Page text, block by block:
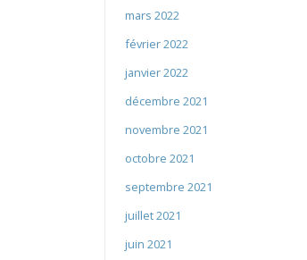
mars 2022
février 2022
janvier 2022
décembre 2021
novembre 2021
octobre 2021
septembre 2021
juillet 2021
juin 2021